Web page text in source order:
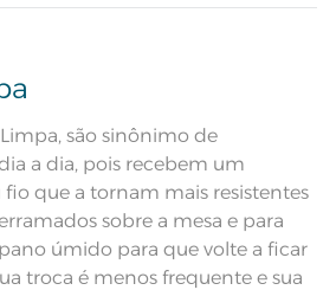
Marrom
Branco/Taupe
1 Toalha de Mesa
distintos separadamente;
e cores escuras no mesmo
acidental de líquidos,
sobre o tecido, limpe
um pano umedecido
ou friccionar a sujeira
secar naturalmente;
são sinônimo de
a dia, pois recebem um
que a tornam mais resistentes
sobre a mesa e para
úmido para que volte a ficar
troca é menos frequente e sua